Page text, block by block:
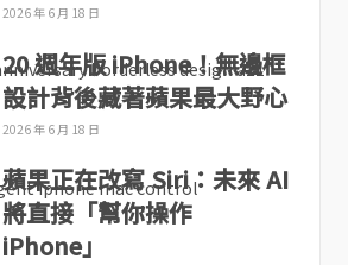
2026 年 6 月 18 日
20 週年版 iPhone！無邊框
設計背後藏著蘋果最大野心
2026 年 6 月 18 日
蘋果正在改寫 Siri：未來 AI
將直接「幫你操作
iPhone」